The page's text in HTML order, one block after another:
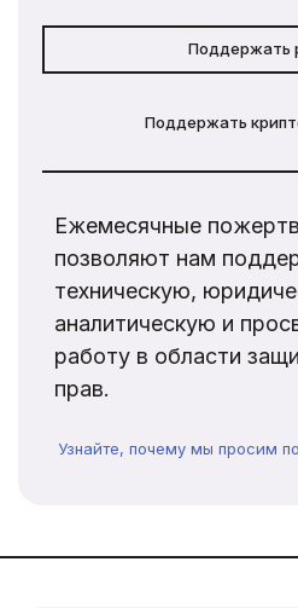
Поддержать
Поддержать
Ежемесячные
позволяют нам
техническую,
аналитическую и
работу в области
прав.
Узнайте, почему мы просим